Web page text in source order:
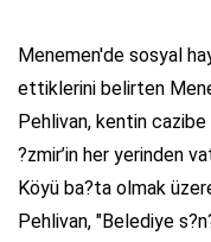
Menemen'de sosyal
ettiklerini belirten
Pehlivan, kentin
?zmir’in her yerinden
Köyü ba?ta olmak
Pehlivan, "Belediye